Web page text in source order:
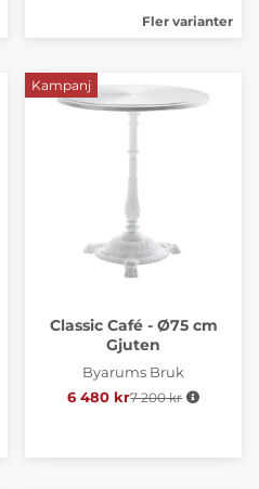
Fler varianter
Kampanj
Classic Café - Ø75 cm
Gjuten
Byarums Bruk
6 480 krOrdinarie pris:
7 200 kr